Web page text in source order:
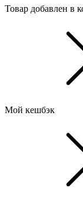
Товар добавлен в
Мой кешбэк